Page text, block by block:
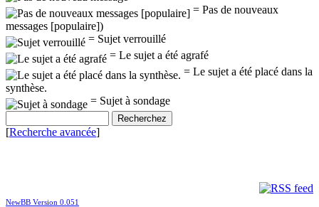
= Pas de nouveaux
messages [populaire])
= Sujet verrouillé
= Le sujet a été agrafé
= Le sujet a été placé dans la
synthèse.
= Sujet à sondage
[Recherche avancée]
NewBB Version 0.051